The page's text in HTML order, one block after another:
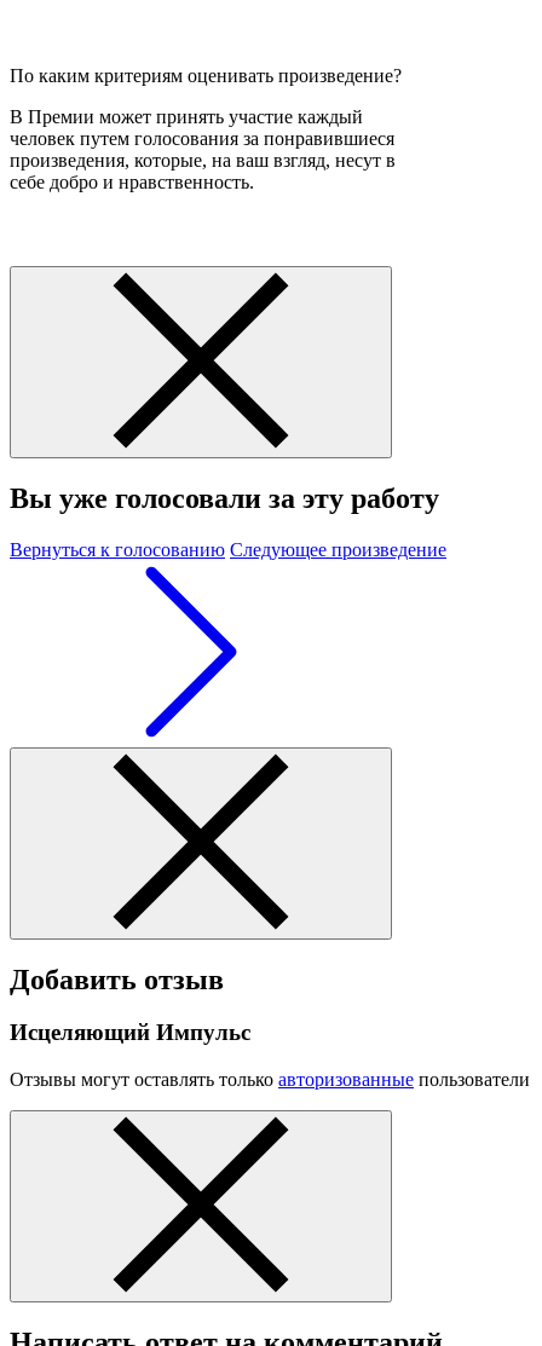
По каким критериям оценивать произведение?
В Премии может принять участие каждый
человек путем голосования за понравившиеся
произведения, которые, на ваш взгляд, несут в
себе добро и нравственность.
Вы уже голосовали за эту работу
Вернуться к голосованию Следующее произведение
Добавить отзыв
Исцеляющий Импульс
Отзывы могут оставлять только авторизованные пользователи